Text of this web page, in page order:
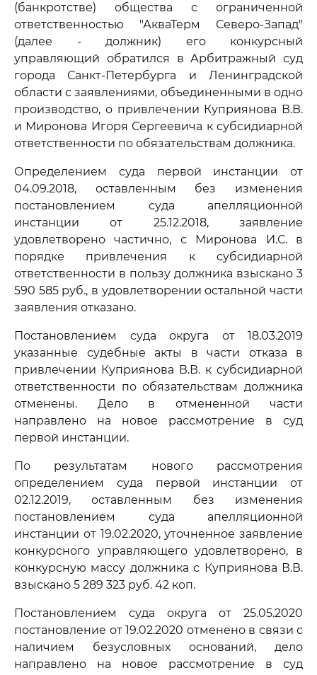
(банкротстве) общества с ограниченной
ответственностью "АкваТерм Северо-Запад"
(далее - должник) его конкурсный
управляющий обратился в Арбитражный суд
города Санкт-Петербурга и Ленинградской
области с заявлениями, объединенными в одно
производство, о привлечении Куприянова В.В.
и Миронова Игоря Сергеевича к субсидиарной
ответственности по обязательствам должника.
Определением суда первой инстанции от
04.09.2018, оставленным без изменения
постановлением суда апелляционной
инстанции от 25.12.2018, заявление
удовлетворено частично, с Миронова И.С. в
порядке привлечения к субсидиарной
ответственности в пользу должника взыскано 3
590 585 руб., в удовлетворении остальной части
заявления отказано.
Постановлением суда округа от 18.03.2019
указанные судебные акты в части отказа в
привлечении Куприянова В.В. к субсидиарной
ответственности по обязательствам должника
отменены. Дело в отмененной части
направлено на новое рассмотрение в суд
первой инстанции.
По результатам нового рассмотрения
определением суда первой инстанции от
02.12.2019, оставленным без изменения
постановлением суда апелляционной
инстанции от 19.02.2020, уточненное заявление
конкурсного управляющего удовлетворено, в
конкурсную массу должника с Куприянова В.В.
взыскано 5 289 323 руб. 42 коп.
Постановлением суда округа от 25.05.2020
постановление от 19.02.2020 отменено в связи с
наличием безусловных оснований, дело
направлено на новое рассмотрение в суд